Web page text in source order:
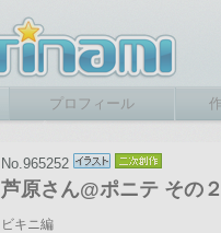
プロフィール
No.965252
芦原さん@ポニテ その２
ビキニ編